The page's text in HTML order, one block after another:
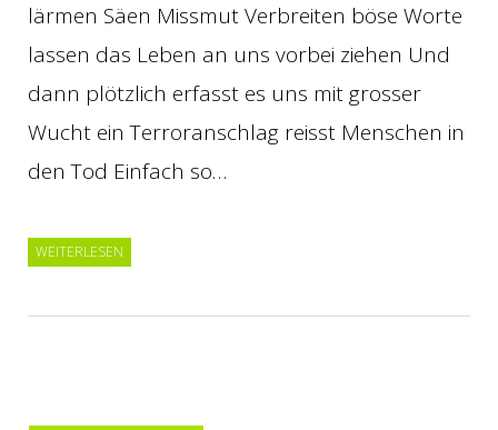
lärmen Säen Missmut Verbreiten böse Worte
lassen das Leben an uns vorbei ziehen Und
dann plötzlich erfasst es uns mit grosser
Wucht ein Terroranschlag reisst Menschen in
den Tod Einfach so…
WEITERLESEN